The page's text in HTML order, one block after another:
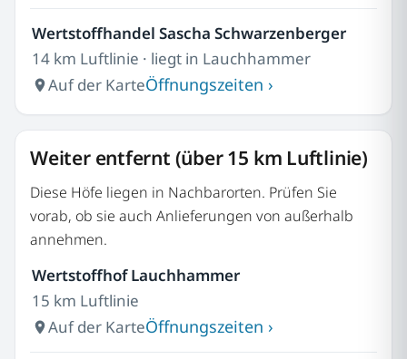
Wertstoffhandel Sascha Schwarzenberger
14 km Luftlinie · liegt in Lauchhammer
Auf der KarteÖffnungszeiten ›
Weiter entfernt (über 15 km Luftlinie)
Diese Höfe liegen in Nachbarorten. Prüfen Sie
vorab, ob sie auch Anlieferungen von außerhalb
annehmen.
Wertstoffhof Lauchhammer
15 km Luftlinie
Auf der KarteÖffnungszeiten ›